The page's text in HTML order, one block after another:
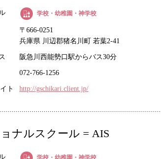
学校・幼稚園・神学校
〒666-0251
兵庫県 川辺郡猪名川町 若葉2-41
阪急川西能勢口駅からバス30分
072-766-1256
ト http://gschikari.client.jp/
ナルスクール = AIS
学校・幼稚園・神学校